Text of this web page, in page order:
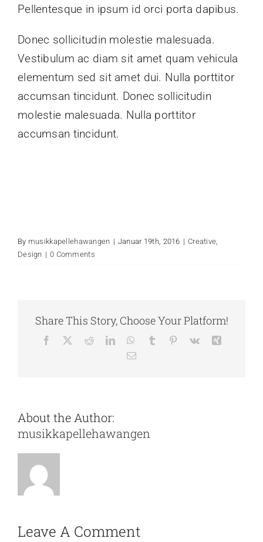
Pellentesque in ipsum id orci porta dapibus.
Donec sollicitudin molestie malesuada.
Vestibulum ac diam sit amet quam vehicula
elementum sed sit amet dui. Nulla porttitor
accumsan tincidunt. Donec sollicitudin
molestie malesuada. Nulla porttitor
accumsan tincidunt.
By musikkapellehawangen | Januar 19th, 2016 | Creative
Design | 0 Comments
Share This Story, Choose Your Platform!
About the Author:
musikkapellehawangen
Leave A Comment